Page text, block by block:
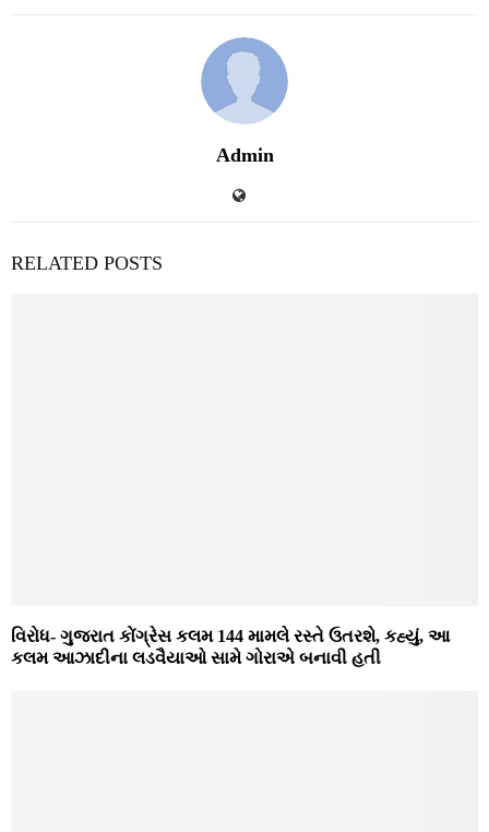
Admin
RELATED POSTS
વિરોધ- ગુજરાત કોંગ્રેસ કલમ 144 મામલે રસ્તે ઉતરશે, કહ્યું, આ
કલમ આઝાદીના લડવૈયાઓ સામે ગોરાએ બનાવી હતી